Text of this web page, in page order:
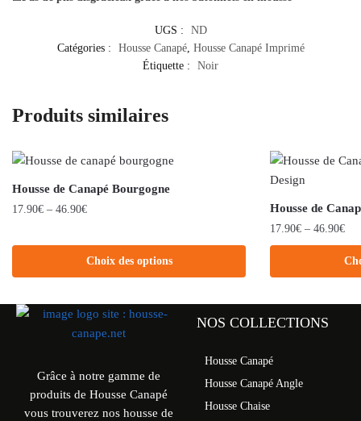
UGS :
ND
Catégories :
Housse Canapé, Housse Canapé Imprimé
Étiquette :
Noir
Produits similaires
Housse de Canapé Bourgogne
17.90€ – 46.90€
Choix des options
Housse de
17.90€ – 46.90€
Grâce à notre gamme de
produits de Housse Canapé
vous trouverez nos housse de
NOS COLLECTIONS
Housse Canapé
Housse Canapé Angle
Housse Chaise